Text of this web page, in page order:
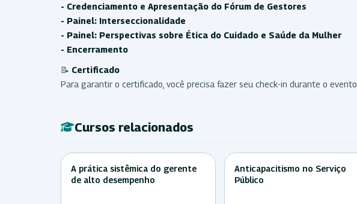
- Credenciamento e Apresentação do Fórum de Gestores
- Painel: Interseccionalidade
- Painel: Perspectivas sobre Ética do Cuidado e Saúde da Mulher
- Encerramento
📝 Certificado
Para garantir o certificado, você precisa fazer seu check-in durante o evento.
Cursos relacionados
A prática sistêmica do gerente
de alto desempenho
Anticapacitismo no Serviço
Público